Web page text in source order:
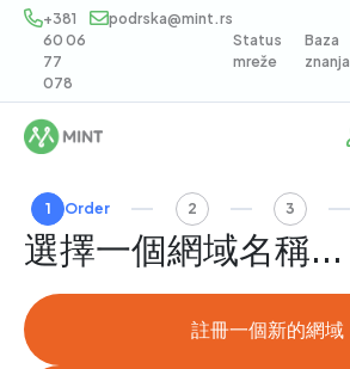
+381
60 06
77
078
podrska@mint.rs
Status
mreže
Baza
znanja
1 Order 2 3
選擇一個網域名稱...
註冊一個新的網域